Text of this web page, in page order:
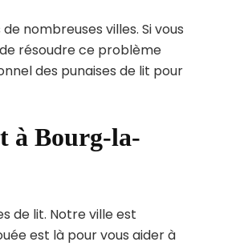
nombreuses villes. Si vous
résoudre ce problème
des punaises de lit pour
à Bourg-la-
de lit. Notre ville est
est là pour vous aider à